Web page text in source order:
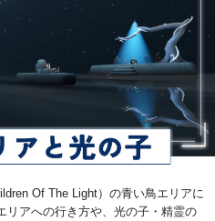
Of The Light）の青い鳥エリアに
リアへの行き方や、光の子・精霊の